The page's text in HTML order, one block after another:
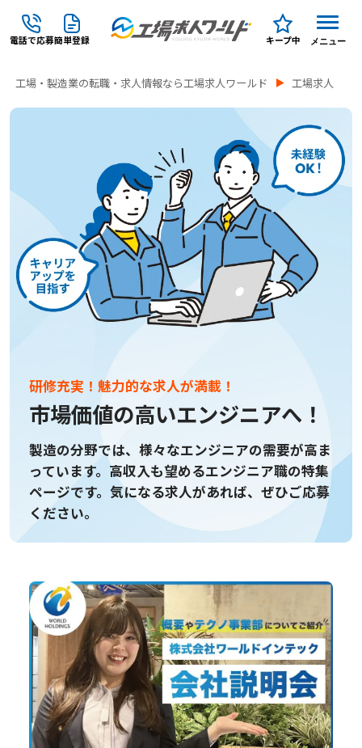
電話で応募簡単登録 キープ中 メニュー
工場・製造業の転職・求人情報なら工場求人ワールド 工場求人
研修充実！魅力的な求人が満載！
市場価値の高いエンジニアへ！
製造の分野では、様々なエンジニアの需要が高ま
っています。 高収入も望めるエンジニア職の特集
ページです。 気になる求人があれば、ぜひご応募
ください。